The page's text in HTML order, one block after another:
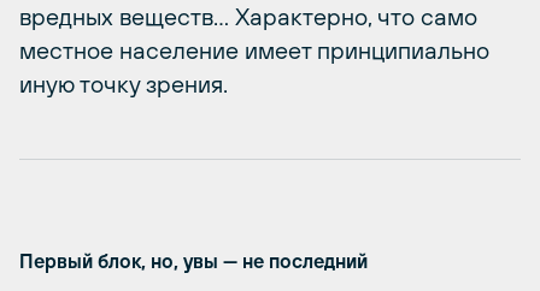
вредных веществ… Характерно, что само
местное население имеет принципиально
иную точку зрения.
Первый блок, но, увы — не последний